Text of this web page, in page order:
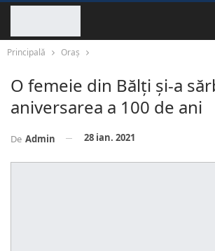
Principală Oraș
O femeie din Bălți și-a
aniversarea a 100 de ani
De Admin 28 ian. 2021